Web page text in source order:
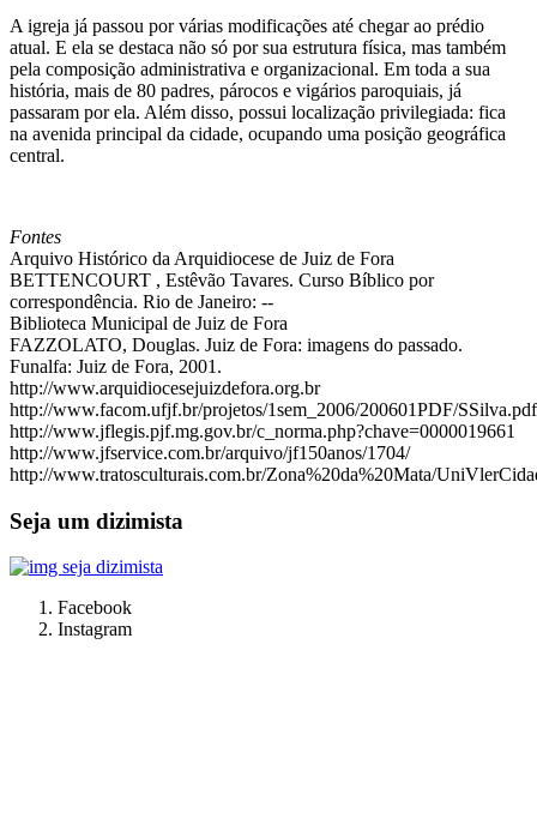
A igreja já passou por várias modificações até chegar ao prédio
atual. E ela se destaca não só por sua estrutura física, mas também
pela composição administrativa e organizacional. Em toda a sua
história, mais de 80 padres, párocos e vigários paroquiais, já
passaram por ela. Além disso, possui localização privilegiada: fica
na avenida principal da cidade, ocupando uma posição geográfica
central.
Fontes
Arquivo Histórico da Arquidiocese de Juiz de Fora
BETTENCOURT , Estêvão Tavares. Curso Bíblico por
correspondência. Rio de Janeiro: --
Biblioteca Municipal de Juiz de Fora
FAZZOLATO, Douglas. Juiz de Fora: imagens do passado.
Funalfa: Juiz de Fora, 2001.
http://www.arquidiocesejuizdefora.org.br
http://www.facom.ufjf.br/projetos/1sem_2006/200601PDF/SSilva.pdf
http://www.jflegis.pjf.mg.gov.br/c_norma.php?chave=0000019661
http://www.jfservice.com.br/arquivo/jf150anos/1704/
http://www.tratosculturais.com.br/Zona%20da%20Mata/
Seja um dizimista
Facebook
Instagram